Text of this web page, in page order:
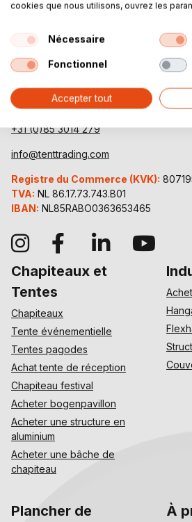
Tent Trading
Ubbeschoterweg 19
3927 CJ Renswoude, Pays-Bas
+31 (0)85 3014 279
info@tenttrading.com
Registre du Commerce (KVK):
TVA: NL 86.17.73.743.B01
IBAN: NL85RABO0363653465
Chapiteaux et
Tentes
Chapiteaux
Tente événementielle
Tentes pagodes
Achat tente de réception
Chapiteau festival
Acheter bogenpavillon
Acheter une structure en
aluminium
Acheter une bâche de
chapiteau
Plancher de À
cookies que nous utilisons, ouvrez les
Nécessaire
Fonctionnel
Accepter tout